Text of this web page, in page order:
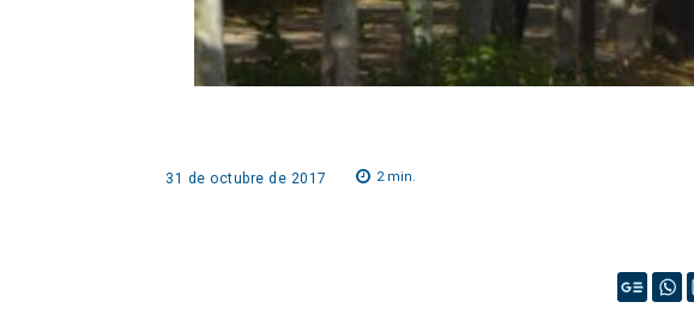
31 de octubre de 2017 2min.